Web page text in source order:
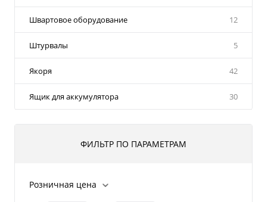
Швартовое оборудование 12
Штурвалы 5
Якоря 42
Ящик для аккумулятора 30
ФИЛЬТР ПО ПАРАМЕТРАМ
Розничная цена